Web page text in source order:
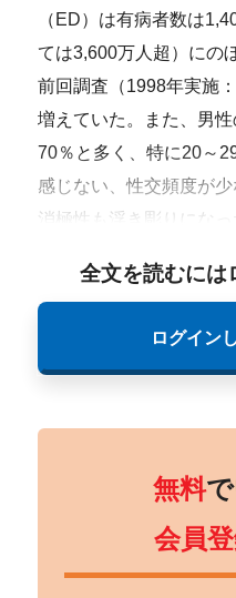
（ED）は有病者数は
ては3,600万人超）にの
前回調査（1998年実施
増えていた。また、男
70％と多く、特に20～
感じない、性交頻度が
消極性も浮き彫りになっ
全文を読むには
ログイン
無料
会員